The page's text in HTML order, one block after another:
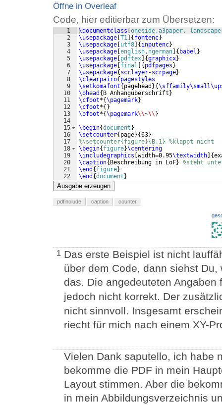
Öffne in Overleaf
Code, hier editierbar zum Übersetzen:
1
2
3
4
5
6
7
8
9
10
11
12
13
14
15
16
17
18
19
20
21
22
\documentclass [oneside,a3paper,
\usepackage [T1 ] {fontenc}
\usepackage [utf8] {inputenc}
\usepackage [english,ngerman] { babel }
\usepackage [pdftex] {graphicx}
\usepackage [final ] {pdfpages}
\usepackage{scrlayer-scrpage}
\clearpairofpagestyles
\setkomafont{pagehead }{
\ohead {B Anhangüberschrift}
\cfoot*{\pagemark}
\cfoot*{}
\ofoot*{\pagemark\\~\\}
\begin{document}
\setcounter{page}{63}
%\setcounter{figure}{B.1} %klappt nicht
\begin{figure}\centering
\includegraphics [width=0.95\textwidth] {
\caption{Beschreibung in LoF} %steht
\end {figure}
\end {document}
Ausgabe erzeugen
pdfinclude caption counter
1 Das erste Beispiel ist nicht
über dem Code, dann siehst
das. Die angedeuteten Angaben
jedoch nicht korrekt. Der
nicht sinnvoll. Insgesamt
riecht für mich nach einem XY-
Vielen Dank saputello, ich habe
bekomme die PDF in mein
Layout stimmen. Aber die
in mein Abbildungsverzeichnis